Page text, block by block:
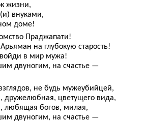
жизни,
внуками,
доме!
Праджапати!
на глубокую старость!
в мир мужа!
двуногим, на счастье —
не будь мужеубийцей,
цветущего вида,
любящая богов, милая,
двуногим, на счастье —